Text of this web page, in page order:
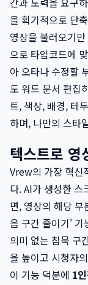
을 획기적으로 단
영상을 불러오기
으로 타임코드에
아 오타나 수정할
도 워드 문서 편집
트, 색상, 배경, 테
하며, 나만의 스타
텍스트로
Vrew의 가장 혁신
다. AI가 생성한 스
면, 영상의 해당
음 구간 줄이기' 기
의미 없는 침묵 구
을 높이고 시청자
이 기능 덕분에 1